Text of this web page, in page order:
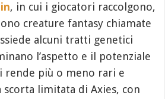
, in cui i giocatori raccolgono,
creature fantasy chiamate
alcuni tratti genetici
l’aspetto e il potenziale
rende più o meno rari e
scorta limitata di Axies, con